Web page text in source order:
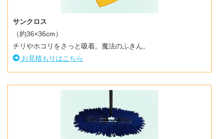
サンクロス
（約36×36cm）
チリやホコリをさっと吸着。魔法のふきん。
お見積もりはこちら